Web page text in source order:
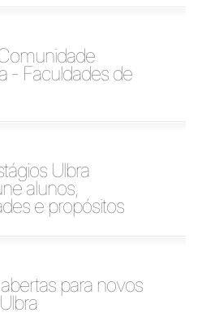
- Faculdades de
Ulbra
alunos,
e propósitos
para novos